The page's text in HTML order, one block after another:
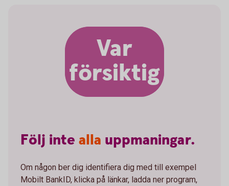
Var
försiktig
Följ inte alla uppmaningar.
Om någon ber dig identifiera dig med till exempel
Mobilt BankID, klicka på länkar, ladda ner program,